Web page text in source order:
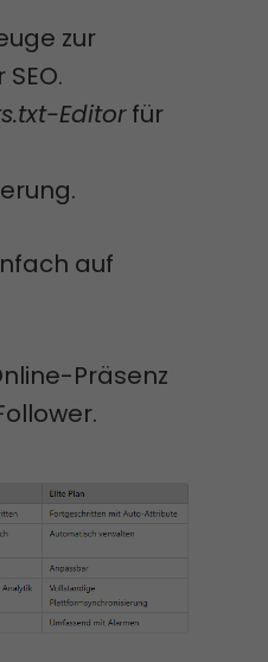
zur
Editorfür
auf
Präsenz